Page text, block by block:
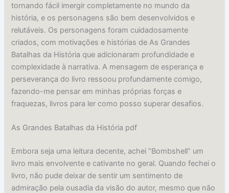
tornando fácil imergir completamente no mundo da
história, e os personagens são bem desenvolvidos e
relutáveis. Os personagens foram cuidadosamente
criados, com motivações e histórias de As Grandes
Batalhas da História que adicionaram profundidade e
complexidade à narrativa. A mensagem de esperança e
perseverança do livro ressoou profundamente comigo,
fazendo-me pensar em minhas próprias forças e
fraquezas, livros para ler como posso superar desafios.
As Grandes Batalhas da História pdf
Embora seja uma leitura decente, achei “Bombshell” um
livro mais envolvente e cativante no geral. Quando fechei o
livro, não pude deixar de sentir um sentimento de
admiração pela ousadia da visão do autor, mesmo que não